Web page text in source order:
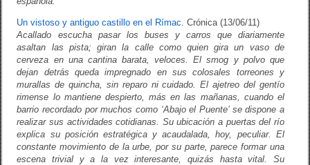
Un vistoso y antiguo castillo en el Rímac . Crónica (13/06/11)
Acallado escucha pasar los buses y carros que diariamente
asaltan las pista; giran la calle como quien gira un vaso de
cerveza en una cantina barata, veloces. El smog y polvo que
dejan detrás queda impregnado en sus colosales torreones y
murallas de quincha, sin reparo ni cuidado. El ajetreo del gentío
rimense lo mantiene despierto, más en las mañanas, cuando el
barrio recordado por muchos como ‘Abajo el Puente’ se dispone a
realizar sus actividades cotidianas. Su ubicación a puertas del río
explica su posición estratégica y acaudalada, hoy, peculiar. El
constante movimiento de la urbe, por su parte, parece formar una
escena trivial y a la vez interesante, quizás hasta vital. Su